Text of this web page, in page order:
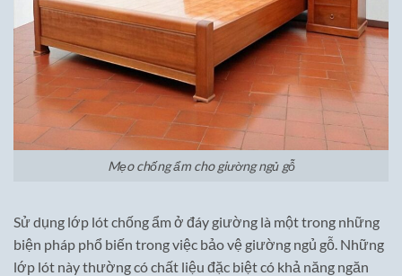
Mẹo chống ẩm cho giường ngủ gỗ
Sử dụng lớp lót chống ẩm ở đáy giường là một trong những
biện pháp phổ biến trong việc bảo vệ giường ngủ gỗ. Những
lớp lót này thường có chất liệu đặc biệt có khả năng ngăn